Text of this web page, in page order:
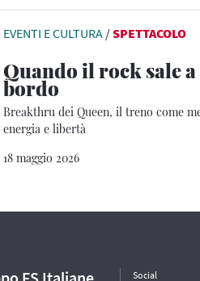
EVENTI E CULTURA /SPETTACOLO
Quando il rock sale a
bordo
Breakthru dei Queen, il treno come
energia e libertà
18 maggio 2026
Social